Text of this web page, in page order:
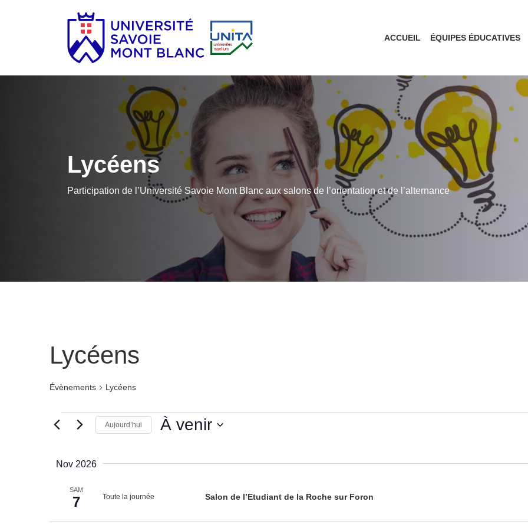
ACCUEIL ÉQUIPES ÉDUCATIVES
Lycéens
Participation de l’Université Savoie Mont Blanc aux salons de l’orientation et de l’alternance
Lycéens
Évènements Lycéens
Évènements
Aujourd’hui À venir
Nov 2026
SAM
7 Toute la journée Salon de l’Etudiant de la Roche sur Foron